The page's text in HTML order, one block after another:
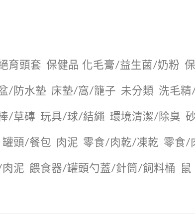
育頭套 保健品 化毛膏/益生菌/奶粉
/防水墊 ️床墊/窩/籠子 未分類 洗毛
/草磚 玩具/球/結繩 環境清潔/除臭
罐頭/餐包 肉泥 零食/肉乾/凍乾 零食/
泥 餵食器/罐頭勺蓋/針筒/飼料桶 鼠